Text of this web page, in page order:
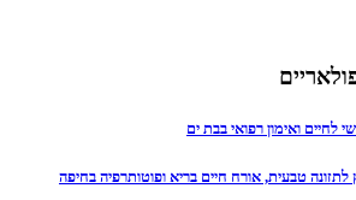
לחיים ואימון רפואי בבת ים
לתזונה טבעית, אורח חיים בריא ופוטותרפיה בחיפה